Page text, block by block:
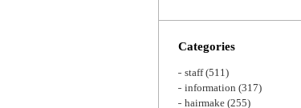
Categories
staff(511)
information (317)
hairmake (255)